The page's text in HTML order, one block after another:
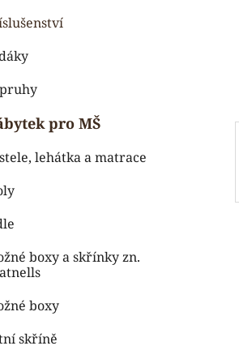
pro MŠ
lehátka a matrace
boxy a skřínky zn.
boxy
skříně